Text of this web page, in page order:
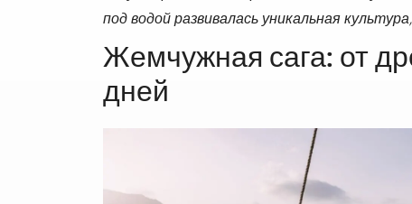
под водой развивалась уникальная
Жемчужная сага: от
дней